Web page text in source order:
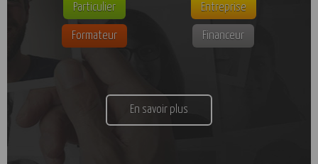
Particulier Entreprise
Formateur Financeur
En savoir plus